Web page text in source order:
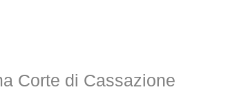
Corte di Cassazione